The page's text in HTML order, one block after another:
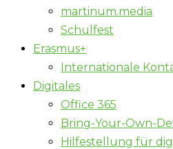
martinum.media
Schulfest
Erasmus+
Internationale
Digitales
Office 365
Bring-Your-Own-
Hilfestellung für